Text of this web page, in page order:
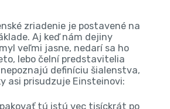
zriadenie je postavené na
Aj keď nám dejiny
veľmi jasne, nedarí sa ho
lebo čelní predstavitelia
definíciu šialenstva,
asi prisudzuje Einsteinovi:
tú istú vec tisíckrát po